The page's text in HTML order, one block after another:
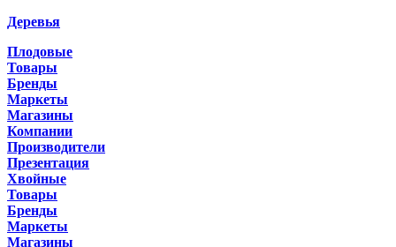
Деревья
Плодовые
Товары
Бренды
Маркеты
Магазины
Компании
Производители
Презентация
Хвойные
Товары
Бренды
Маркеты
Магазины